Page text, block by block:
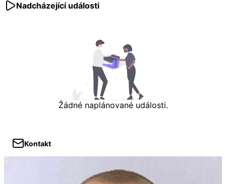
Nadcházející události
Žádné naplánované události.
Kontakt